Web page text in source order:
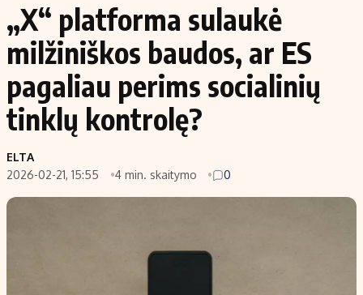
Aplinka
Verslas
Energetika
Ekonomika
Politika
NT ir statybos
Įmonės
Žemės ūkis
Technologijos
Laisvalaikis
„X“ platforma sulaukė
milžiniškos baudos, ar ES
pagaliau perims socialinių
tinklų kontrolę?
ELTA
2026-02-21, 15:55
4 min. skaitymo 0